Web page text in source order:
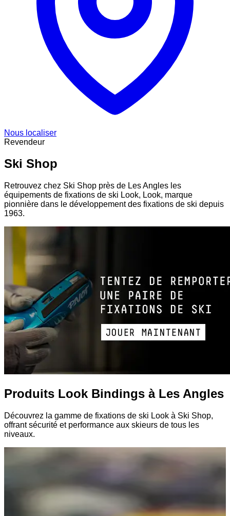
Nous localiser
Revendeur
Ski Shop
Retrouvez chez Ski Shop près de Les Angles les
équipements de fixations de ski Look, Look, marque
pionnière dans le développement des fixations de ski depuis
1963.
Produits Look Bindings à Les Angles
Découvrez la gamme de fixations de ski Look à Ski Shop,
offrant sécurité et performance aux skieurs de tous les
niveaux.